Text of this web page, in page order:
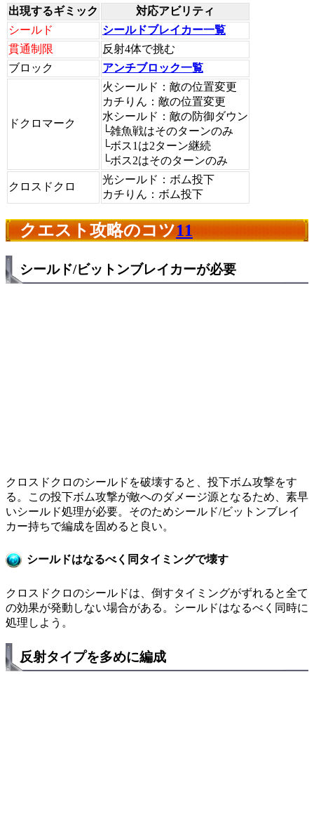
出現するギミック
対応アビリティ
シールド
シールドブレイカー一覧
貫通制限
反射4体で挑む
ブロック
アンチブロック一覧
ドクロマーク
火シールド：敵の位置変更
カチりん：敵の位置変更
水シールド：敵の防御ダウン
└雑魚戦はそのターンのみ
└ボス1は2ターン継続
└ボス2はそのターンのみ
クロスドクロ
光シールド：ボム投下
カチりん：ボム投下
クエスト攻略のコツ11
シールド/ビットンブレイカーが必要
クロスドクロのシールドを破壊すると、投下ボム攻撃をす
る。この投下ボム攻撃が敵へのダメージ源となるため、素早
いシールド処理が必要。そのためシールド/ビットンブレイ
カー持ちで編成を固めると良い。
シールドはなるべく同タイミングで壊す
クロスドクロのシールドは、倒すタイミングがずれると全て
の効果が発動しない場合がある。シールドはなるべく同時に
処理しよう。
反射タイプを多めに編成